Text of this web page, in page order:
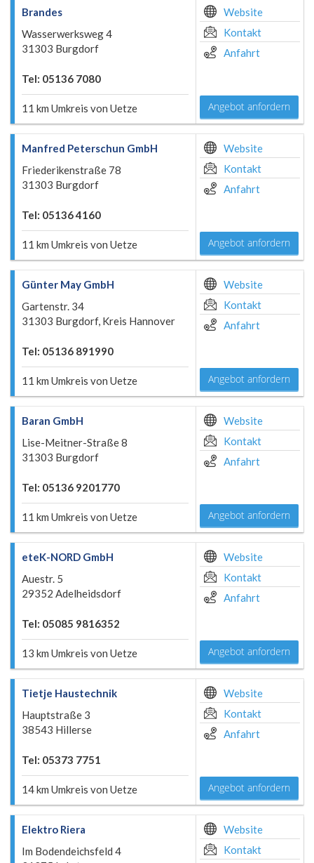
Brandes
Wasserwerksweg 4
31303 Burgdorf
Tel: 05136 7080
11 km Umkreis von Uetze
Website
Kontakt
Anfahrt
Angebot anfordern
Manfred Peterschun GmbH
Friederikenstraße 78
31303 Burgdorf
Tel: 05136 4160
11 km Umkreis von Uetze
Website
Kontakt
Anfahrt
Angebot anfordern
Günter May GmbH
Gartenstr. 34
31303 Burgdorf, Kreis Hannover
Tel: 05136 891990
11 km Umkreis von Uetze
Website
Kontakt
Anfahrt
Angebot anfordern
Baran GmbH
Lise-Meitner-Straße 8
31303 Burgdorf
Tel: 05136 9201770
11 km Umkreis von Uetze
Website
Kontakt
Anfahrt
Angebot anfordern
eteK-NORD GmbH
Auestr. 5
29352 Adelheidsdorf
Tel: 05085 9816352
13 km Umkreis von Uetze
Website
Kontakt
Anfahrt
Angebot anfordern
Tietje Haustechnik
Hauptstraße 3
38543 Hillerse
Tel: 05373 7751
14 km Umkreis von Uetze
Website
Kontakt
Anfahrt
Angebot anfordern
Elektro Riera
Im Bodendeichsfeld 4
Website
Kontakt